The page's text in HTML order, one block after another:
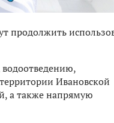
продолжить
Ивановской
а также напрямую